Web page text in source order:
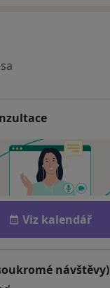
Viz kalendář
návštěvy)